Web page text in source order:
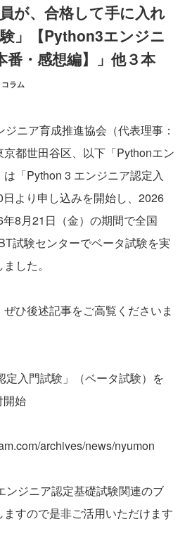
が、合格して手に入れ
」【Python3エンジニ
番・感想編】」他３本
コラム
ニア育成推進協会（代表理事：
都世田谷区、以下「Pythonエン
「Python 3 エンジニア認定入
より申し込みを開始し、2026
8月21日（金）の期間で全国
試験センターでベータ試験を実
した。
ひ後述記事をご高覧くださいま
定入門試験」（ベータ試験）を
開始
archives/news/nyumon
ンジニア認定基礎試験関連のブ
すので是非ご活用いただけます